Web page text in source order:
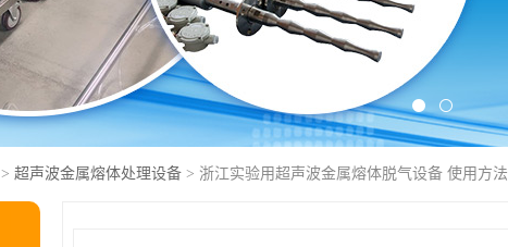
> 超声波金属熔体处理设备 > 浙江实验用超声波金属熔体脱气设备 使用方法